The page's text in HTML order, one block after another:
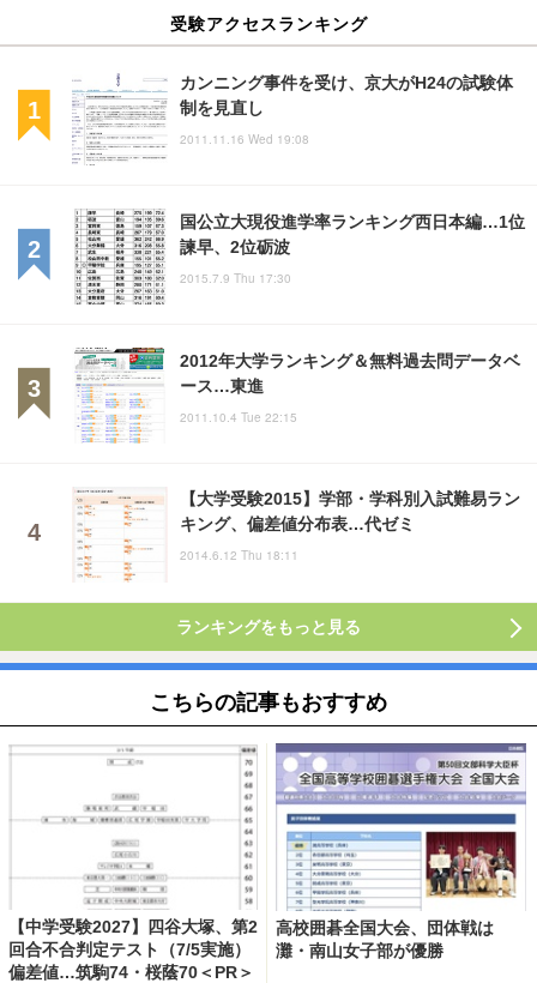
受験アクセスランキング
カンニング事件を受け、京大がH24の試験体
制を見直し
2011.11.16 Wed 19:08
国公立大現役進学率ランキング西日本編…1位
諫早、2位砺波
2015.7.9 Thu 17:30
2012年大学ランキング＆無料過去問データベ
ース…東進
2011.10.4 Tue 22:15
【大学受験2015】学部・学科別入試難易ラン
キング、偏差値分布表…代ゼミ
2014.6.12 Thu 18:11
ランキングをもっと見る
こちらの記事もおすすめ
【中学受験2027】四谷大塚、第2
回合不合判定テスト（7/5実施）
偏差値…筑駒74・桜蔭70＜PR＞
高校囲碁全国大会、団体戦は
灘・南山女子部が優勝